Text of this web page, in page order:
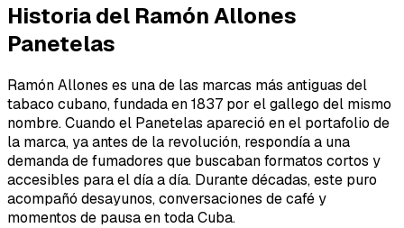
Historia del Ramón Allones
Panetelas
Ramón Allones es una de las marcas más antiguas del
tabaco cubano, fundada en 1837 por el gallego del mismo
nombre. Cuando el Panetelas apareció en el portafolio de
la marca, ya antes de la revolución, respondía a una
demanda de fumadores que buscaban formatos cortos y
accesibles para el día a día. Durante décadas, este puro
acompañó desayunos, conversaciones de café y
momentos de pausa en toda Cuba.